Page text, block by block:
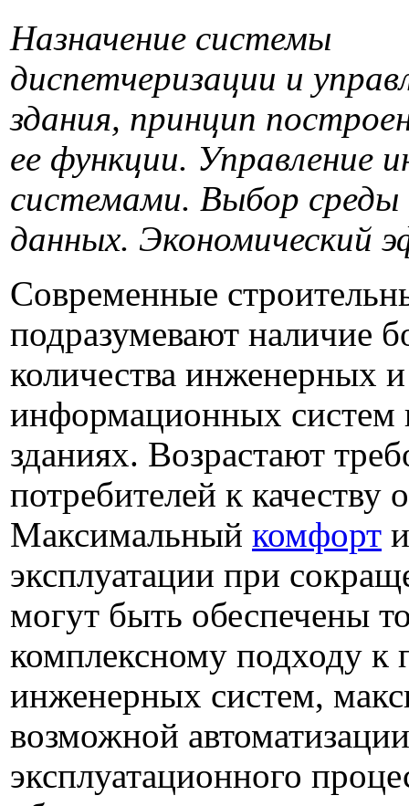
Назначение системы
диспетчеризации и
здания, принцип
ее функции. Управление
системами. Выбор среды
данных. Экономический
Современные
подразумевают наличие
количества инженерных и
информационных систем
зданиях. Возрастают
потребителей к качеству
Максимальный комфорт
эксплуатации при
могут быть обеспечены
комплексному подходу к
инженерных систем,
возможной автоматизации
эксплуатационного